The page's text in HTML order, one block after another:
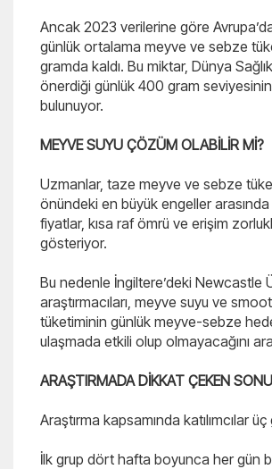
Ancak 2023 verilerine göre
günlük ortalama meyve ve sebze
gramda kaldı. Bu miktar, Dünya
önerdiği günlük 400 gram seviyesinin
bulunuyor.
MEYVE SUYU ÇÖZÜM OLABİLİR Mİ?
Uzmanlar, taze meyve ve sebze
önündeki en büyük engeller
fiyatlar, kısa raf ömrü ve erişim
gösteriyor.
Bu nedenle İngiltere’deki Newcastle
araştırmacıları, meyve suyu ve
tüketiminin günlük meyve-sebze
ulaşmada etkili olup olmayacağını
ARAŞTIRMADA DİKKAT ÇEKEN
Araştırma kapsamında katılımcılar üç
İlk grup dört hafta boyunca her gün